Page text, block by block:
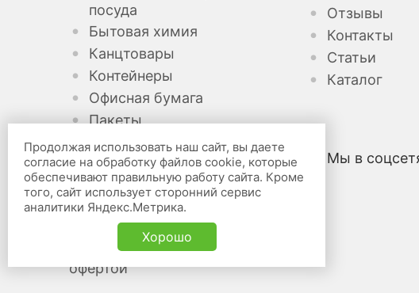
посуда
Бытовая химия
Канцтовары
Контейнеры
Офисная бумага
Пакеты
Отзывы
Контакты
Статьи
Каталог
Канцелярские товары оптом
и в розницу «Бридж» © 2026
Карта сайта
Не является публичной
офертой
Мы в
Продолжая использовать наш сайт, вы даете
согласие на обработку файлов cookie, которые
обеспечивают правильную работу сайта. Кроме
того, сайт использует сторонний сервис
аналитики Яндекс.Метрика.
Хорошо